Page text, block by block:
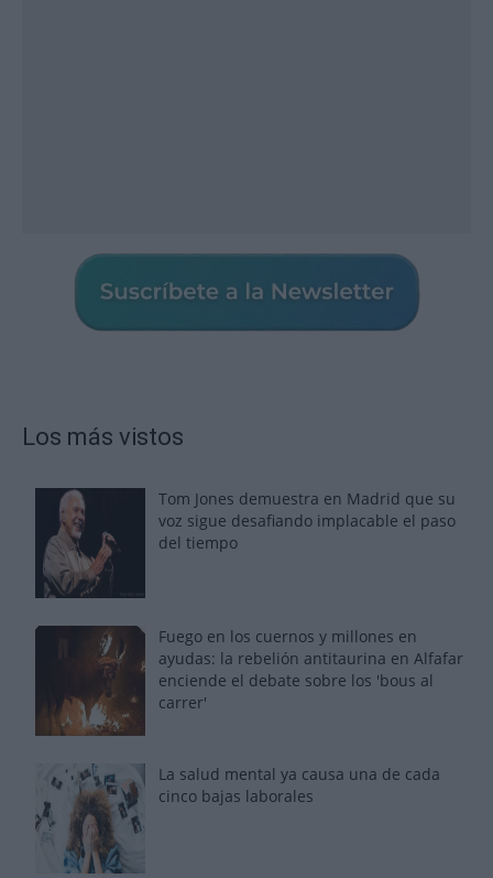
Los más vistos
Tom Jones demuestra en Madrid que su
voz sigue desafiando implacable el paso
del tiempo
Fuego en los cuernos y millones en
ayudas: la rebelión antitaurina en Alfafar
enciende el debate sobre los 'bous al
carrer'
La salud mental ya causa una de cada
cinco bajas laborales